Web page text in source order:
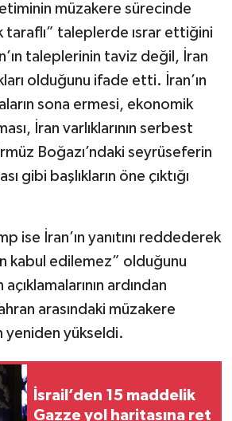
müzakere sürecinde
taraflı” taleplerde ısrar ettiğini
taleplerinin taviz değil, İran
olduğunu ifade etti. İran’ın
sona ermesi, ekonomik
İran varlıklarının serbest
Boğazı’ndaki seyrüseferin
gibi başlıkların öne çıktığı
ise İran’ın yanıtını reddederek
kabul edilemez” olduğunu
ardından
arasındaki müzakere
yükseldi.
İsrail’den 15 maddelik
Gazze yol haritasına ret